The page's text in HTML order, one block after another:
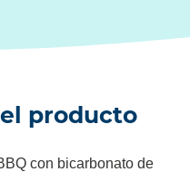
producto
con bicarbonato de